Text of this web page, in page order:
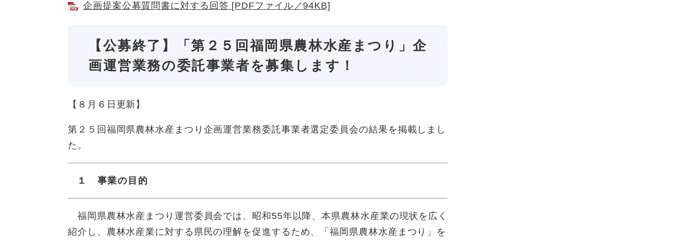
企画提案公募質問書に対する回答 [PDFファイル／94KB]
【公募終了】「第２５回福岡県農林水産まつり」企
画運営業務の委託事業者を募集します！
【８月６日更新】
第２５回福岡県農林水産まつり企画運営業務委託事業者選定委員会の結果を掲載しまし
た。
１ 事業の目的
福岡県農林水産まつり運営委員会では、昭和55年以降、本県農林水産業の現状を広く
紹介し、農林水産業に対する県民の理解を促進するため、「福岡県農林水産まつり」を